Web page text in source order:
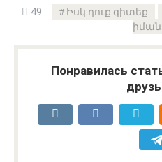
49 Իսկ դուք գիտեք
Понравилась